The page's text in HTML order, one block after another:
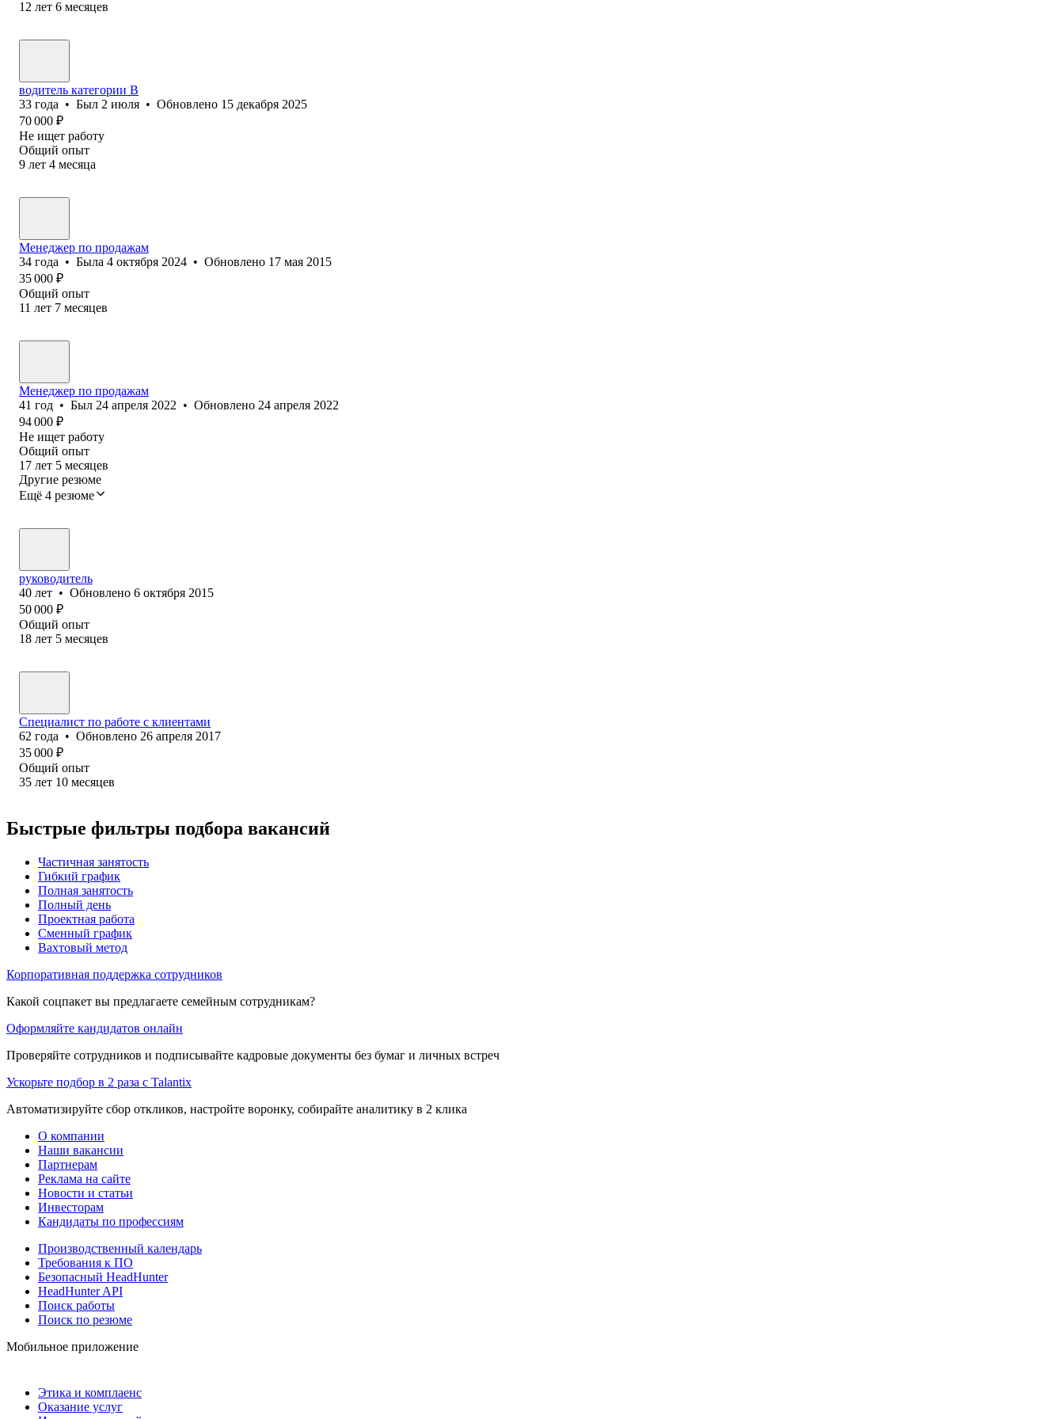
12 лет 6 месяцев
водитель категории В
33 года • Был 2 июля • Обновлено 15 декабря 2025
70 000 ₽
Не ищет работу
Общий опыт
9 лет 4 месяца
Менеджер по продажам
34 года • Была 4 октября 2024 • Обновлено 17 мая 2015
35 000 ₽
Общий опыт
11 лет 7 месяцев
Менеджер по продажам
41 год • Был 24 апреля 2022 • Обновлено 24 апреля 2022
94 000 ₽
Не ищет работу
Общий опыт
17 лет 5 месяцев
Другие резюме
Ещё 4 резюме
руководитель
40 лет • Обновлено 6 октября 2015
50 000 ₽
Общий опыт
18 лет 5 месяцев
Специалист по работе с клиентами
62 года • Обновлено 26 апреля 2017
35 000 ₽
Общий опыт
35 лет 10 месяцев
Быстрые фильтры подбора вакансий
Частичная занятость
Гибкий график
Полная занятость
Полный день
Проектная работа
Сменный график
Вахтовый метод
Корпоративная поддержка сотрудников
Какой соцпакет вы предлагаете семейным сотрудникам?
Оформляйте кандидатов онлайн
Проверяйте сотрудников и подписывайте кадровые документы без бумаг и личных встреч
Ускорьте подбор в 2 раза с Talantix
Автоматизируйте сбор откликов, настройте воронку, собирайте аналитику в 2 клика
О компании
Наши вакансии
Партнерам
Реклама на сайте
Новости и статьи
Инвесторам
Кандидаты по профессиям
Производственный календарь
Требования к ПО
Безопасный HeadHunter
HeadHunter API
Поиск работы
Поиск по резюме
Мобильное приложение
Этика и комплаенс
Оказание услуг